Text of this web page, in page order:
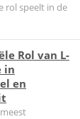
rol speelt in de
Rol van L-
in
en